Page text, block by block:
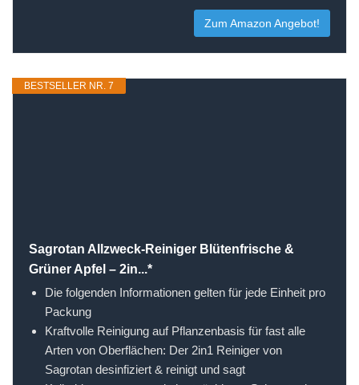
Zum Amazon Angebot!
BESTSELLER NR. 7
Sagrotan Allzweck-Reiniger Blütenfrische &
Grüner Apfel – 2in...*
Die folgenden Informationen gelten für jede Einheit pro
Packung
Kraftvolle Reinigung auf Pflanzenbasis für fast alle
Arten von Oberflächen: Der 2in1 Reiniger von
Sagrotan desinfiziert & reinigt und sagt